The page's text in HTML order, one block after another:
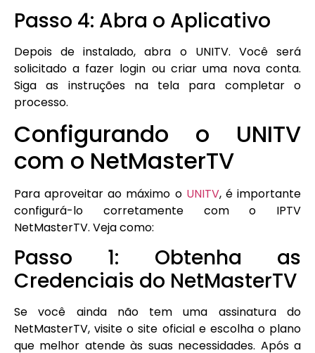
Passo 4: Abra o Aplicativo
Depois de instalado, abra o UNITV. Você será
solicitado a fazer login ou criar uma nova conta.
Siga as instruções na tela para completar o
processo.
Configurando o UNITV
com o NetMasterTV
Para aproveitar ao máximo o UNITV, é importante
configurá-lo corretamente com o IPTV
NetMasterTV. Veja como:
Passo 1: Obtenha as
Credenciais do NetMasterTV
Se você ainda não tem uma assinatura do
NetMasterTV, visite o site oficial e escolha o plano
que melhor atende às suas necessidades. Após a